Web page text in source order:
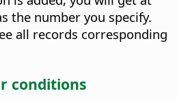
the number you specify.
all records corresponding
conditions